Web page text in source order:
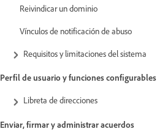
Reivindicar un dominio
Vínculos de notificación de abuso
Requisitos y limitaciones del sistema
Perfil de usuario y funciones configurables
Libreta de direcciones
Enviar, firmar y administrar acuerdos